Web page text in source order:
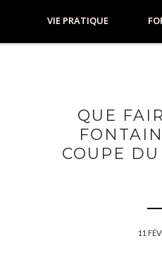
VIE PRATIQUE
QUE
COUPE
11